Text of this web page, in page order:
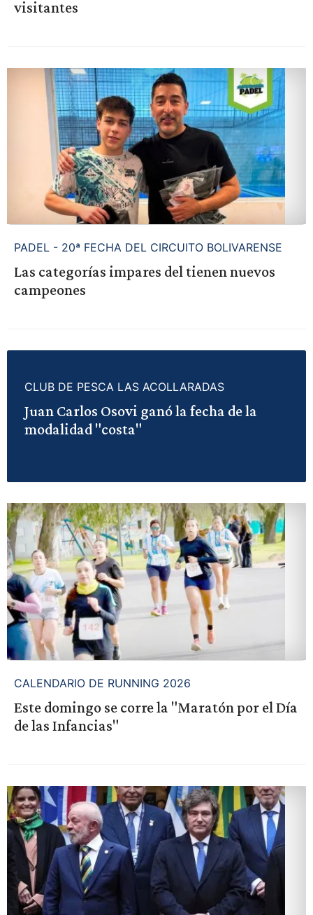
visitantes
PADEL - 20ª FECHA DEL CIRCUITO BOLIVARENSE
Las categorías impares del tienen nuevos
campeones
CLUB DE PESCA LAS ACOLLARADAS
Juan Carlos Osovi ganó la fecha de la
modalidad "costa"
CALENDARIO DE RUNNING 2026
Este domingo se corre la "Maratón por el Día
de las Infancias"